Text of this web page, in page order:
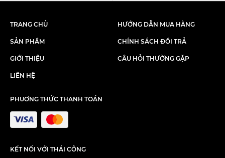
TRANG CHỦ
SẢN PHẨM
GIỚI THIỆU
LIÊN HỆ
HƯỚNG DẪN MUA HÀNG
CHÍNH SÁCH ĐỔI TRẢ
CÂU HỎI THƯỜNG GẶP
PHUƠNG THỨC THANH TOÁN
KẾT NỐI VỚI THÁI CÔNG